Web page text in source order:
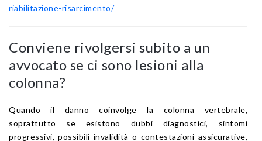
riabilitazione-risarcimento/
Conviene rivolgersi subito a un
avvocato se ci sono lesioni alla
colonna?
Quando il danno coinvolge la colonna vertebrale,
soprattutto se esistono dubbi diagnostici, sintomi
progressivi, possibili invalidità o contestazioni assicurative,